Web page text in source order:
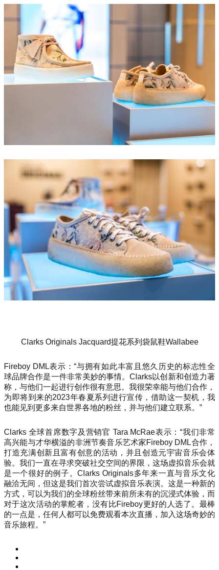
Clarks Originals Jacquard提花系列袋鼠鞋Wallabee
Fireboy DML表示：“与拥有如此丰富且悠久历史的标志性全
球品牌合作是一件非常美妙的事情。Clarks以创新和创造力著
称，与他们一起进行创作很有意思。我很荣幸能与他们合作，
为即将到来的2023年春夏系列进行宣传，借助这一契机，我
也能见到更多来自世界各地的粉丝，并与他们建立联系。”
Clarks 全球首席数字及营销官 Tara McRae表示：“我们非常
高兴能与才华横溢的非洲节奏音乐艺术家Fireboy DML合作，
打造充满创新且富有创意的活动，并且创造元宇宙音乐会体
验。我们一直在寻求突破社交空间的界限，这场虚拟音乐会就
是一个很好的例子。Clarks Originals多年来一直与音乐文化
融洽无间，但这是我们首次尝试虚拟音乐表演。这是一种新的
方式，可以为我们的全球粉丝带来前所未有的沉浸式体验，而
对于这次活动的掌舵者，没有比Fireboy更好的人选了。最棒
的一点是，任何人都可以免费观看本次直播，加入这场奇妙的
音乐旅程。”